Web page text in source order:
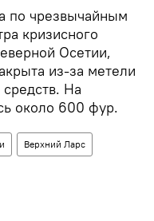
по чрезвычайным
кризисного
Осетии,
из-за метели
На
около 600 фур.
Верхний Ларс